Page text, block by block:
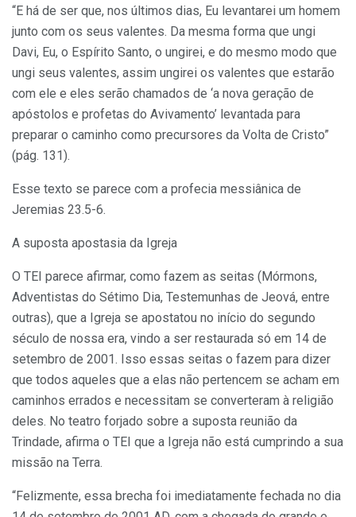
“E há de ser que, nos últimos dias, Eu levantarei um homem
junto com os seus valentes. Da mesma forma que ungi
Davi, Eu, o Espírito Santo, o ungirei, e do mesmo modo que
ungi seus valentes, assim ungirei os valentes que estarão
com ele e eles serão chamados de ‘a nova geração de
apóstolos e profetas do Avivamento’ levantada para
preparar o caminho como precursores da Volta de Cristo”
(pág. 131).
Esse texto se parece com a profecia messiânica de
Jeremias 23.5-6.
A suposta apostasia da Igreja
O TEI parece afirmar, como fazem as seitas (Mórmons,
Adventistas do Sétimo Dia, Testemunhas de Jeová, entre
outras), que a Igreja se apostatou no início do segundo
século de nossa era, vindo a ser restaurada só em 14 de
setembro de 2001. Isso essas seitas o fazem para dizer
que todos aqueles que a elas não pertencem se acham em
caminhos errados e necessitam se converteram à religião
deles. No teatro forjado sobre a suposta reunião da
Trindade, afirma o TEI que a Igreja não está cumprindo a sua
missão na Terra.
“Felizmente, essa brecha foi imediatamente fechada no dia